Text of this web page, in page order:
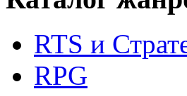
RTS и
RPG